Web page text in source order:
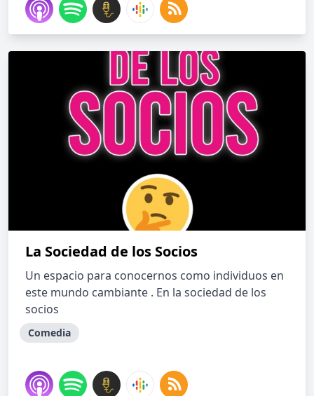
La Sociedad de los Socios
Un espacio para conocernos como individuos en
este mundo cambiante . En la sociedad de los
socios
Comedia